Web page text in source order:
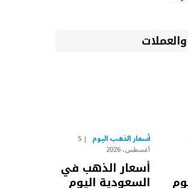
أسعار الذهب اليوم 5
أغسطس، 2026
أسعار الذهب في
السعودية اليوم